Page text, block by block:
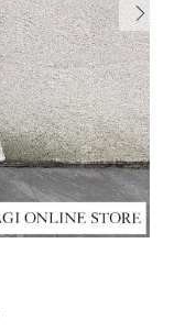
Next
アクセ
スタッ
電話で
公式SNS